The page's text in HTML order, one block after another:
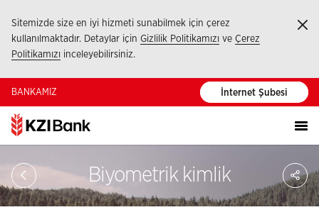
Sitemizde size en iyi hizmeti sunabilmek için çerez
kullanılmaktadır. Detaylar için Gizlilik Politikamızı ve Çerez
Politikamızı inceleyebilirsiniz.
BANKAMIZ İnternet Şubesi
Biyometrik kimlik